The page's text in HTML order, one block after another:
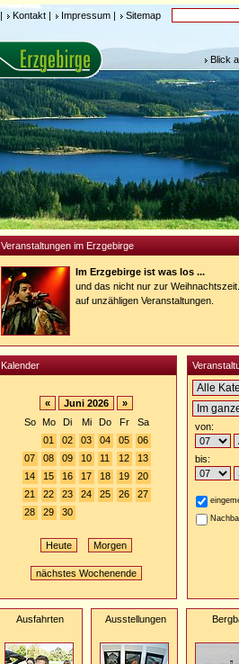
| Kontakt | Impressum | Sitemap
Blick
Veranstaltungen im Erzgebirge
Im Erzgebirge ist was los ...
und das nicht nur zur
auf unzähligen Veranstaltungen.
Kalender
« Juni 2026
»
So
Mo Di Mi Do Fr
Sa
01
02 03 04 05
06
07
08 09 10 11 12
13
14
15 16 17 18 19
20
21
22 23 24 25 26
27
28
29 30
Heute Morgen
nächstes Wochenende
von:
bis:
Ausfahrten Ausstellungen